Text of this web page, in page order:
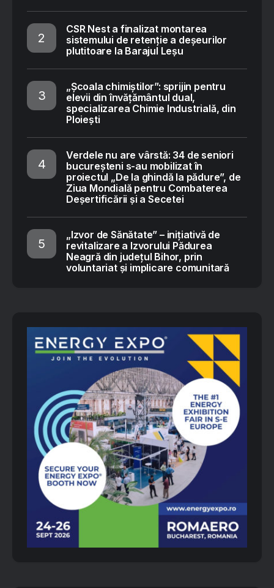
CSR Nest a finalizat montarea
sistemului de retenție a deșeurilor
plutitoare la Barajul Leșu
„Școala chimiștilor”: sprijin pentru
elevii din învățământul dual,
specializarea Chimie Industrială, din
Ploiești
Verdele nu are vârstă: 34 de seniori
bucureșteni s-au mobilizat în
proiectul „De la ghindă la pădure”, de
Ziua Mondială pentru Combaterea
Deșertificării și a Secetei
„Izvor de Sănătate” – inițiativă de
revitalizare a Izvorului Pădurea
Neagră din județul Bihor, prin
voluntariat și implicare comunitară